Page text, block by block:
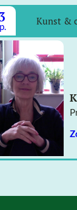
Kunst &